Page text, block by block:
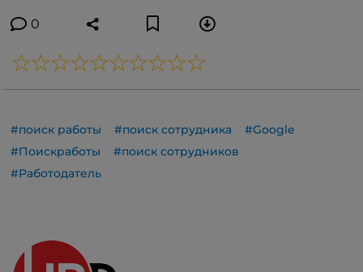
0
#поиск работы #поиск сотрудника
#Google
#Поискработы
#поиск сотрудников
#Работодатель